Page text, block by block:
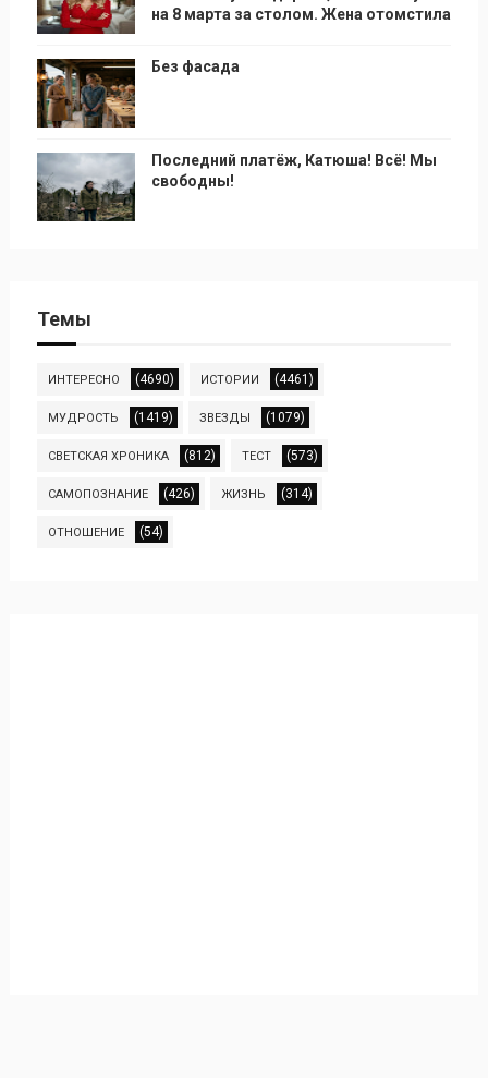
на 8 марта за столом. Жена отомстила
Без фасада
Последний платёж, Катюша! Всё! Мы
свободны!
Темы
ИНТЕРЕСНО (4690) ИСТОРИИ (4461)
МУДРОСТЬ (1419) ЗВЕЗДЫ (1079)
СВЕТСКАЯ ХРОНИКА (812) ТЕСТ (573)
САМОПОЗНАНИЕ (426) ЖИЗНЬ (314)
ОТНОШЕНИЕ (54)